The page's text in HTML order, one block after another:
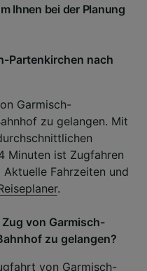
Ihnen bei der Planung
Partenkirchen nach
Garmisch-
zu gelangen. Mit
Minuten ist Zugfahren
Fahrzeiten und
.
von Garmisch-
zu gelangen?
von Garmisch-